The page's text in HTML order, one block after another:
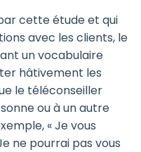
cette étude et qui
avec les clients, le
un vocabulaire
hâtivement les
le téléconseiller
ou à un autre
« Je vous
ne pourrai pas vous